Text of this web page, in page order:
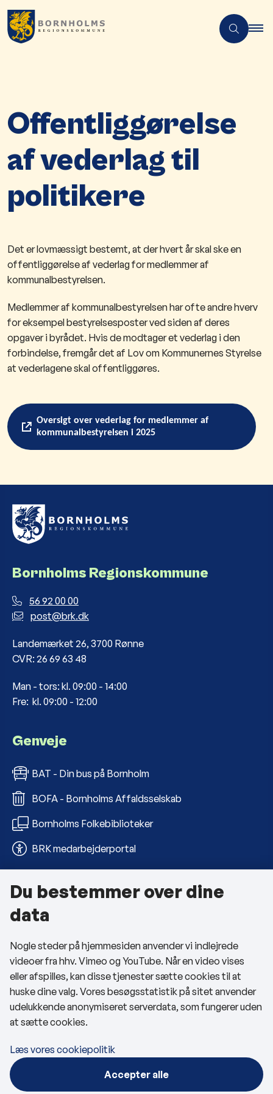
Offentliggørelse
af vederlag til
politikere
Det er lovmæssigt bestemt, at der hvert år skal ske en
offentliggørelse af vederlag for medlemmer af
kommunalbestyrelsen.
Medlemmer af kommunalbestyrelsen har ofte andre hverv
for eksempel bestyrelsesposter ved siden af deres
opgaver i byrådet. Hvis de modtager et vederlag i den
forbindelse, fremgår det af Lov om Kommunernes Styrelse
at vederlagene skal offentliggøres.
Oversigt over vederlag for medlemmer af
kommunalbestyrelsen i 2025
Bornholms Regionskommune
56 92 00 00
post@brk.dk
Landemærket 26, 3700 Rønne
CVR: 26 69 63 48
Man - tors: kl. 09:00 - 14:00
Fre: kl. 09:00 - 12:00
Genveje
BAT - Din bus på Bornholm
BOFA - Bornholms Affaldsselskab
Bornholms Folkebiblioteker
BRK medarbejderportal
Om kommunen
Kontakt os
Telefon- og åbningstider
Tilgængelighedserklæring
Privatlivspolitik
Cookies
Følg os
Du bestemmer over dine
data
Nogle steder på hjemmesiden anvender vi indlejrede
videoer fra hhv. Vimeo og YouTube. Når en video vises
eller afspilles, kan disse tjenester sætte cookies til at
huske dine valg. Vores besøgsstatistik på sitet anvender
udelukkende anonymiseret serverdata, som fungerer uden
at sætte cookies.
Læs vores cookiepolitik
Accepter alle